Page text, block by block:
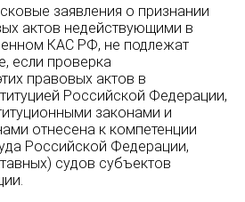
заявления о признании
актов недействующими в
КАС РФ, не подлежат
если проверка
правовых актов в
Российской Федерации,
законами и
отнесена к компетенции
Российской Федерации,
судов субъектов